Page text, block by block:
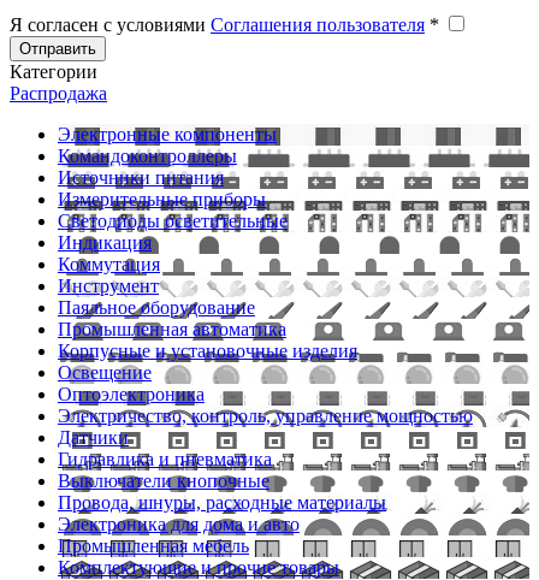
Я согласен с условиями Соглашения пользователя *
Отправить
Категории
Распродажа
Электронные компоненты
Командоконтроллеры
Источники питания
Измерительные приборы
Светодиоды осветительные
Индикация
Коммутация
Инструмент
Паяльное оборудование
Промышленная автоматика
Корпусные и установочные изделия
Освещение
Оптоэлектроника
Электричество, контроль, управление мощностью
Датчики
Гидравлика и пневматика
Выключатели кнопочные
Провода, шнуры, расходные материалы
Электроника для дома и авто
Промышленная мебель
Комплектующие и прочие товары